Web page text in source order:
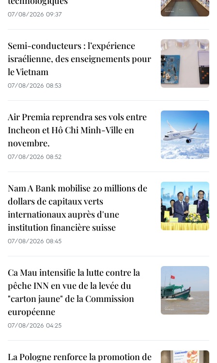
07/08/2026 09:37
Semi-conducteurs : l’expérience
israélienne, des enseignements pour
le Vietnam
07/08/2026 08:53
Air Premia reprendra ses vols entre
Incheon et Hô Chi Minh-Ville en
novembre.
07/08/2026 08:52
Nam A Bank mobilise 20 millions de
dollars de capitaux verts
internationaux auprès d'une
institution financière suisse
07/08/2026 08:45
Ca Mau intensifie la lutte contre la
pêche INN en vue de la levée du
"carton jaune" de la Commission
européenne
07/08/2026 04:25
La Pologne renforce la promotion de